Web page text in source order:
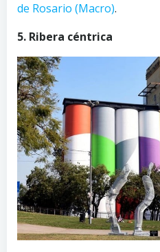
de Rosario (Macro).
5. Ribera céntrica